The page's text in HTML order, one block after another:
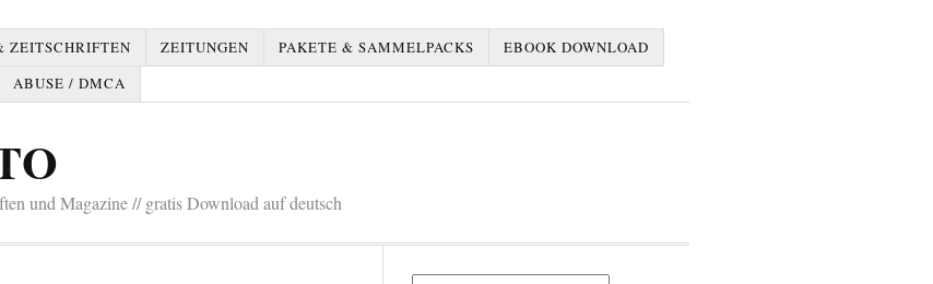
ZEITSCHRIFTEN ZEITUNGEN PAKETE & SAMMELPACKS
EBOOK DOWNLOAD
ABUSE / DMCA
und Magazine // gratis Download auf deutsch